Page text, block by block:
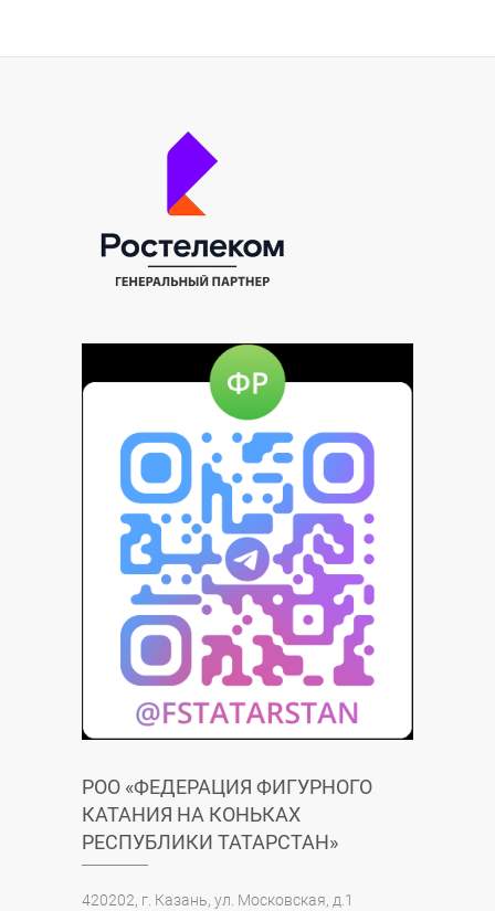
РОО «ФЕДЕРАЦИЯ ФИГУРНОГО
КАТАНИЯ НА КОНЬКАХ
РЕСПУБЛИКИ ТАТАРСТАН»
420202, г. Казань, ул. Московская, д.1